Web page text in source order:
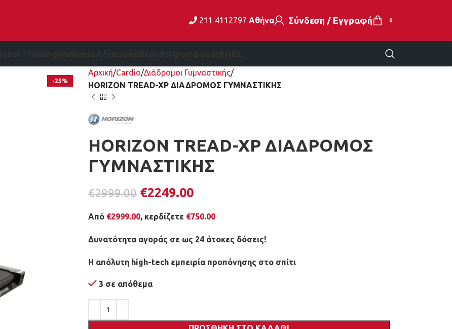
211 4112797 Αθήνα Σύνδεση / Εγγραφή 0
-25%
Αρχική Cardio Διάδρομοι Γυμναστικής
HORIZON TREAD-XP ΔΙΑΔΡΟΜΟΣ ΓΥΜΝΑΣΤΙΚΗΣ
HORIZON TREAD-XP ΔΙΑΔΡΟΜΟΣ
ΓΥΜΝΑΣΤΙΚΗΣ
€2999.00 €2249.00
Από €2999.00, κερδίζετε €750.00
Δυνατότητα αγοράς σε ως 24 άτοκες δόσεις!
Η απόλυτη high-tech εμπειρία προπόνησης στο σπίτι
3 σε απόθεμα